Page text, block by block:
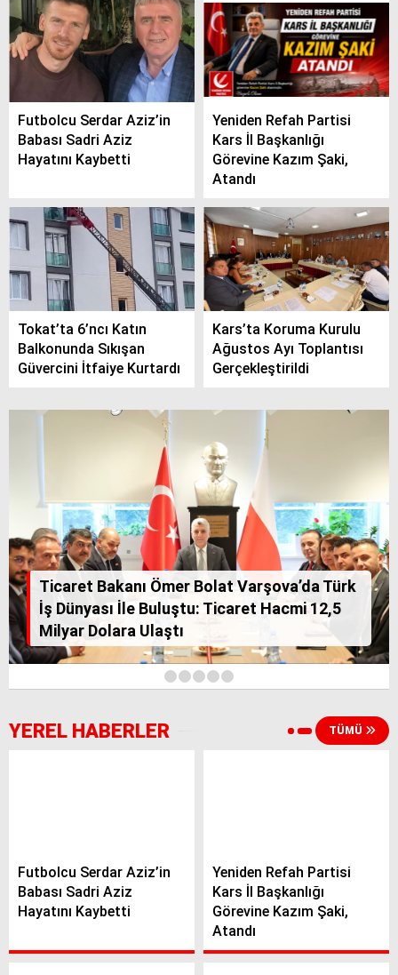
WhatsApp İhbar
Hattı
Instagram
Youtube
SPOR
SERVISLER
Futbolcu Serdar Aziz’in
Babası Sadri Aziz
Hayatını Kaybetti
Yeniden Refah Partisi
Kars İl Başkanlığı
Görevine Kazım Şaki,
Atandı
Tokat’ta 6’ncı Katın
Balkonunda Sıkışan
Güvercini İtfaiye Kurtardı
Kars’ta Koruma Kurulu
Ağustos Ayı Toplantısı
Gerçekleştirildi
Ticaret Bakanı Ömer Bolat Varşova’da Türk
İş Dünyası İle Buluştu: Ticaret Hacmi 12,5
Milyar Dolara Ulaştı
YEREL HABERLER TÜMÜ
Futbolcu Serdar Aziz’in
Babası Sadri Aziz
Hayatını Kaybetti
Yeniden Refah Partisi
Kars İl Başkanlığı
Görevine Kazım Şaki,
Atandı